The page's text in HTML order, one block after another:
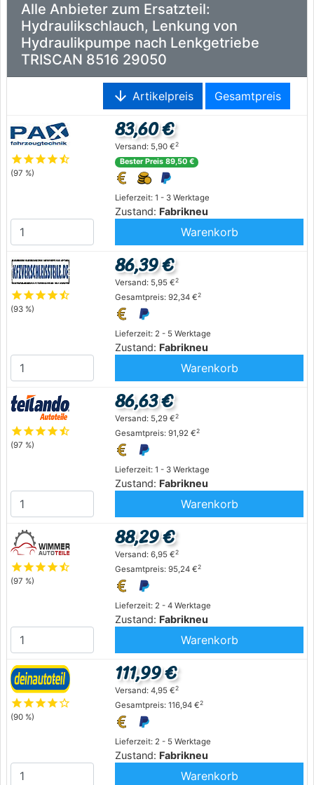
Alle Anbieter zum Ersatzteil:
Hydraulikschlauch, Lenkung von
Hydraulikpumpe nach Lenkgetriebe
TRISCAN 8516 29050
arrow_downward Artikelpreis Gesamtpreis
starstarstarstarstar_half
(97 %)
Lieferzeit: 1 - 3 Werktage
Zustand: Fabrikneu
83,60 €
Versand: 5,90 €2
Bester Preis 89,50 €
Warenkorb
starstarstarstarstar_half
(93 %)
Lieferzeit: 2 - 5 Werktage
Zustand: Fabrikneu
86,39 €
Versand: 5,95 €2
Gesamtpreis: 92,34 €2
Warenkorb
starstarstarstarstar_half
(97 %)
Lieferzeit: 1 - 3 Werktage
Zustand: Fabrikneu
86,63 €
Versand: 5,29 €2
Gesamtpreis: 91,92 €2
Warenkorb
starstarstarstarstar_half
(97 %)
Lieferzeit: 2 - 4 Werktage
Zustand: Fabrikneu
88,29 €
Versand: 6,95 €2
Gesamtpreis: 95,24 €2
Warenkorb
starstarstarstarstar_outline
(90 %)
Lieferzeit: 2 - 5 Werktage
Zustand: Fabrikneu
111,99 €
Versand: 4,95 €2
Gesamtpreis: 116,94 €2
Warenkorb